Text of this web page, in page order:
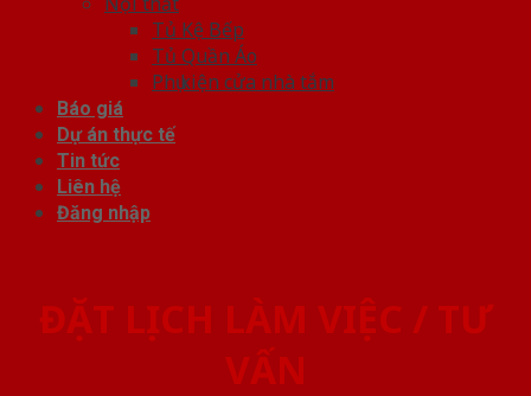
Tủ Kệ Bếp
Tủ Quần Áo
Phụ kiện cửa nhà tắm
Báo giá
Dự án thực tế
Tin tức
Liên hệ
Đăng nhập
ĐẶT LỊCH LÀM VIỆC / TƯ
VẤN